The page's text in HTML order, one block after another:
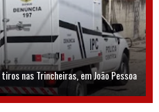
nas Trincheiras, em João Pessoa